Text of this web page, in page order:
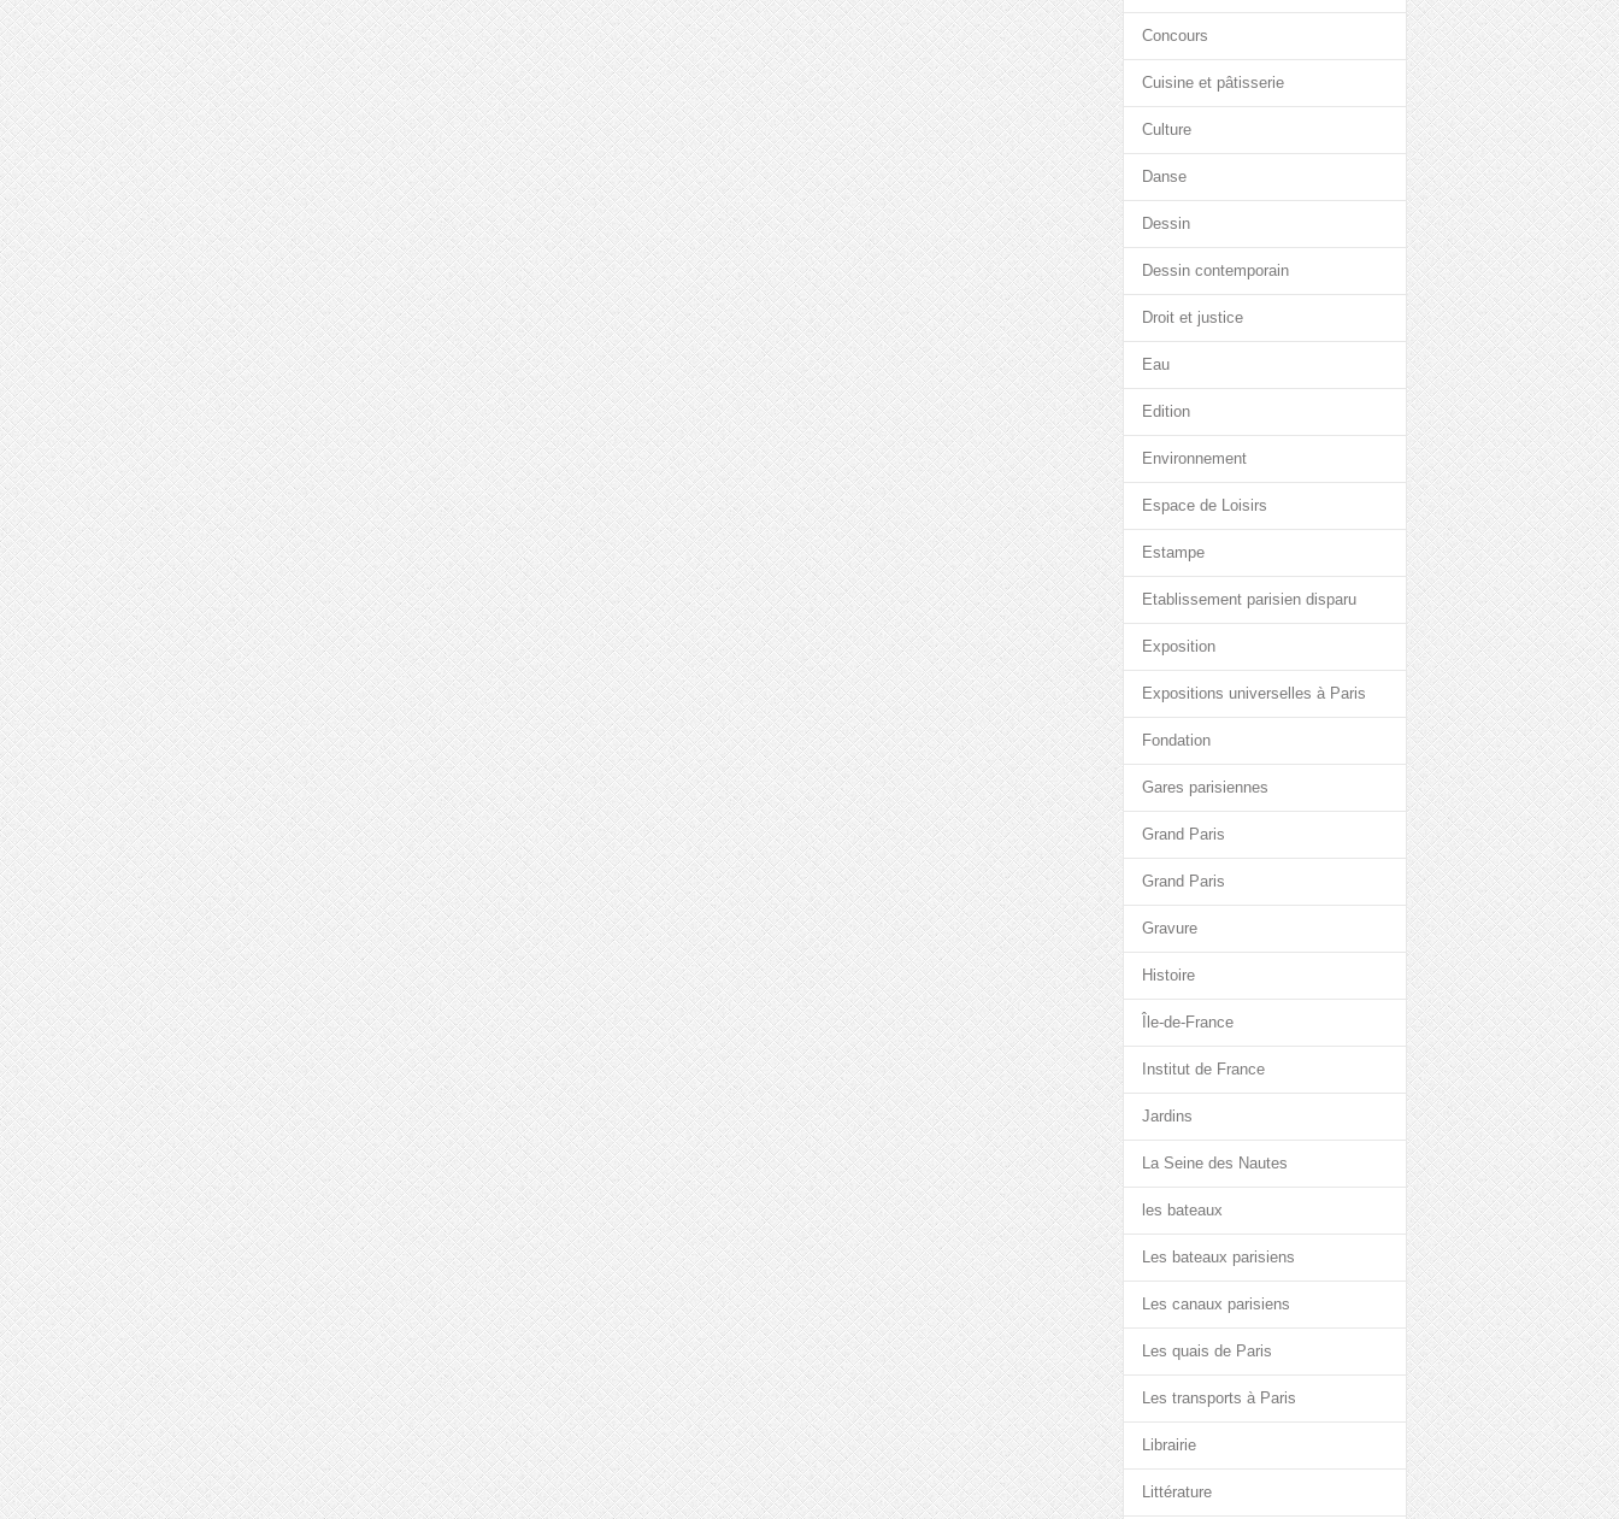
Concours
Cuisine et pâtisserie
Culture
Danse
Dessin
Dessin contemporain
Droit et justice
Eau
Edition
Environnement
Espace de Loisirs
Estampe
Etablissement parisien disparu
Exposition
Expositions universelles à Paris
Fondation
Gares parisiennes
Grand Paris
Grand Paris
Gravure
Histoire
Île-de-France
Institut de France
Jardins
La Seine des Nautes
les bateaux
Les bateaux parisiens
Les canaux parisiens
Les quais de Paris
Les transports à Paris
Librairie
Littérature